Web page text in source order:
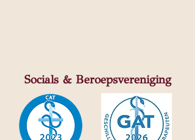
die door het lichaam gebruikt wordt
voor processen zoals de opname van
calcium en de werking van het
immuunsysteem. De andere vorm, 25-
hydroxy, wordt door het lichaam
Socials & Beroepsvereniging